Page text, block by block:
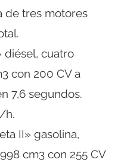
de tres motores
diésel, cuatro
con 200 CV a
7,6 segundos.
h.
II» gasolina,
cm3 con 255 CV